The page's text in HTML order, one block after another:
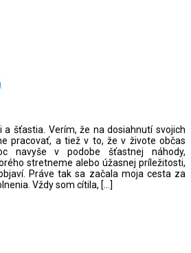
šťastia. Verím, že na dosiahnutí svojich
pracovať, a tiež v to, že v živote občas
navyše v podobe šťastnej náhody,
stretneme alebo úžasnej príležitosti,
Práve tak sa začala moja cesta za
Vždy som cítila, […]